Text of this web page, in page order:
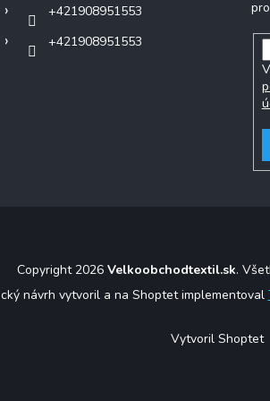
+421908951553
+421908951553
Copyright 2026 Velkoobchodtextil.sk.
návrh vytvoril a na Shoptet implementoval
Vytvoril Shoptet